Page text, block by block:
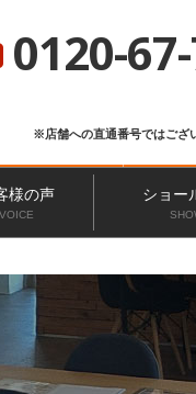
0120-
※店舗への直通番号ではござ
お問い合わせ
様の声 ショー